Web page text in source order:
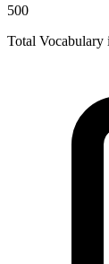
500
Total Vocabulary